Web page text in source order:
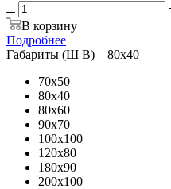
В корзину
Подробнее
Габариты (Ш В)—80x40
70x50
80x40
80x60
90x70
100x100
120x80
180x90
200x100